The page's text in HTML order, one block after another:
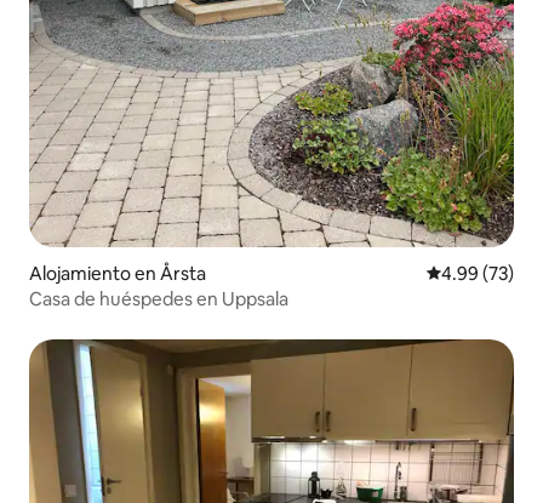
Alojamiento en Årsta Calificación
4.99 (73)
Casa de huéspedes en Uppsala